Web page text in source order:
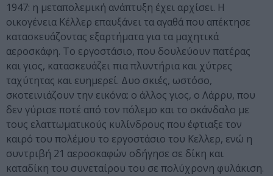
1947: η μεταπολεμική ανάπτυξη έχει αρχίσει. Η
οικογένεια Κέλλερ επαυξάνει τα αγαθά που απέκτησε
κατασκευάζοντας εξαρτήματα για τα μαχητικά
αεροσκάφη. Το εργοστάσιο, που δουλεύουν πατέρας
και γιος, κατασκευάζει πια πλυντήρια και χύτρες
ταχύτητας και ευημερεί. Δυο σκιές, ωστόσο,
σκοτεινιάζουν την εικόνα: ο άλλος γιος, ο Λάρρυ, που
δεν γύρισε ποτέ από τον πόλεμο και το σκάνδαλο με
τους ελαττωματικούς κυλίνδρους που έφτιαξε τον
καιρό του πολέμου το εργοστάσιο του Κελλερ, ενώ η
συντριβή 21 αεροσκαφών οδήγησε σε δίκη και
καταδίκη του συνεταίρου του σε πολύχρονη φυλάκιση.